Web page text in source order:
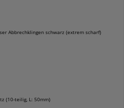
Abbrechklingen schwarz (extrem scharf)
(10-teilig, L: 50mm)